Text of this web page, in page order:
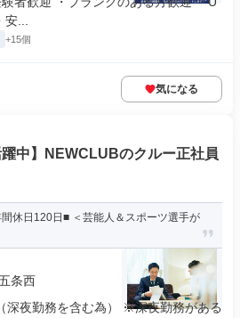
...
+15個
気になる
躍中】NEWCLUBのクルー正社員
休日120日■ ＜芸能人＆スポーツ選手が
条西
深夜勤務を含む為） ※深夜勤務がある